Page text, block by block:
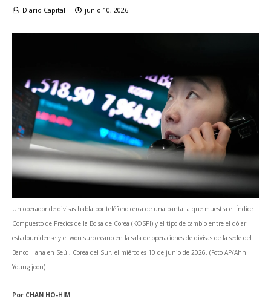
Diario Capital junio 10, 2026
Un operador de divisas habla por teléfono cerca de una pantalla que muestra el Índice
Compuesto de Precios de la Bolsa de Corea (KOSPI) y el tipo de cambio entre el dólar
estadounidense y el won surcoreano en la sala de operaciones de divisas de la sede del
Banco Hana en Seúl, Corea del Sur, el miércoles 10 de junio de 2026. (Foto AP/Ahn
Young-joon)
Por CHAN HO-HIM